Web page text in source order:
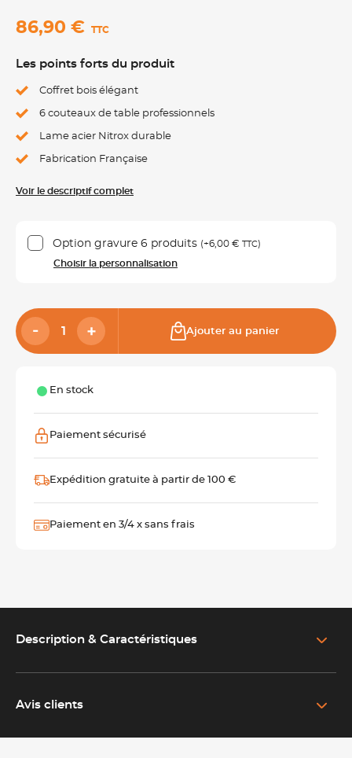
86,90 € TTC
Les points forts du produit
Coffret bois élégant
6 couteaux de table professionnels
Lame acier Nitrox durable
Fabrication Française
Voir le descriptif complet
Option gravure 6 produits (+6,00 € TTC)
Choisir la personnalisation
Ajouter au panier
En stock
Paiement sécurisé
Expédition gratuite à partir de 100 €
Paiement en 3/4 x sans frais
Description & Caractéristiques
en France
Ce coffret bois de 6 couteaux de table H-TAGassocie
Avis clients
Publié le 04/03/2018